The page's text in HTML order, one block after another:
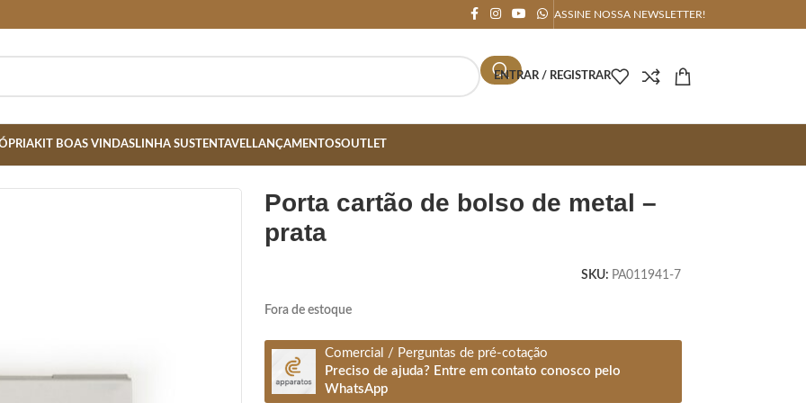
ASSINE NOSSA NEWSLETTER!
ENTRAR / REGISTRAR
KIT BOAS VINDASLINHA SUSTENTAVELLANÇAMENTOSOUTLET
porta cartão de bolso de metal –
prata
SKU: PA011941-7
Fora de estoque
Comercial / Perguntas de pré-cotação
Preciso de ajuda? Entre em contato conosco pelo
WhatsApp